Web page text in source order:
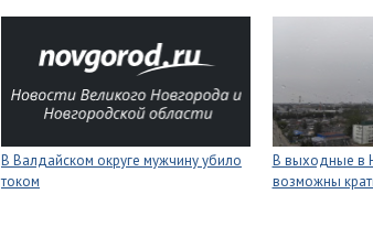
В Валдайском округе мужчину убило
током
В выходные в
возможны